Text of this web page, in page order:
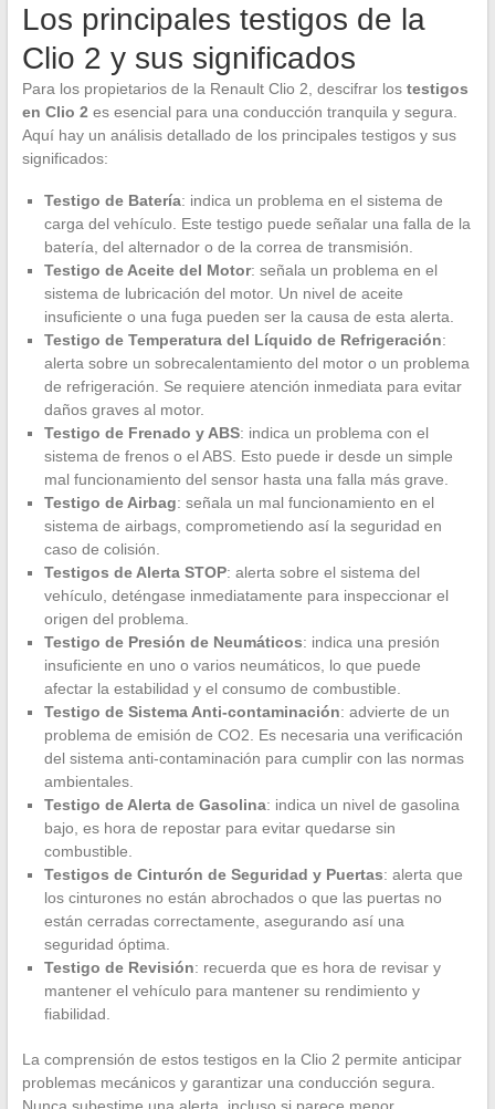
Los principales testigos de la
Clio 2 y sus significados
Para los propietarios de la Renault Clio 2, descifrar los testigos
en Clio 2 es esencial para una conducción tranquila y segura.
Aquí hay un análisis detallado de los principales testigos y sus
significados:
Testigo de Batería: indica un problema en el sistema de
carga del vehículo. Este testigo puede señalar una falla de la
batería, del alternador o de la correa de transmisión.
Testigo de Aceite del Motor: señala un problema en el
sistema de lubricación del motor. Un nivel de aceite
insuficiente o una fuga pueden ser la causa de esta alerta.
Testigo de Temperatura del Líquido de Refrigeración:
alerta sobre un sobrecalentamiento del motor o un problema
de refrigeración. Se requiere atención inmediata para evitar
daños graves al motor.
Testigo de Frenado y ABS: indica un problema con el
sistema de frenos o el ABS. Esto puede ir desde un simple
mal funcionamiento del sensor hasta una falla más grave.
Testigo de Airbag: señala un mal funcionamiento en el
sistema de airbags, comprometiendo así la seguridad en
caso de colisión.
Testigos de Alerta STOP: alerta sobre el sistema del
vehículo, deténgase inmediatamente para inspeccionar el
origen del problema.
Testigo de Presión de Neumáticos: indica una presión
insuficiente en uno o varios neumáticos, lo que puede
afectar la estabilidad y el consumo de combustible.
Testigo de Sistema Anti-contaminación: advierte de un
problema de emisión de CO2. Es necesaria una verificación
del sistema anti-contaminación para cumplir con las normas
ambientales.
Testigo de Alerta de Gasolina: indica un nivel de gasolina
bajo, es hora de repostar para evitar quedarse sin
combustible.
Testigos de Cinturón de Seguridad y Puertas: alerta que
los cinturones no están abrochados o que las puertas no
están cerradas correctamente, asegurando así una
seguridad óptima.
Testigo de Revisión: recuerda que es hora de revisar y
mantener el vehículo para mantener su rendimiento y
fiabilidad.
La comprensión de estos testigos en la Clio 2 permite anticipar
problemas mecánicos y garantizar una conducción segura.